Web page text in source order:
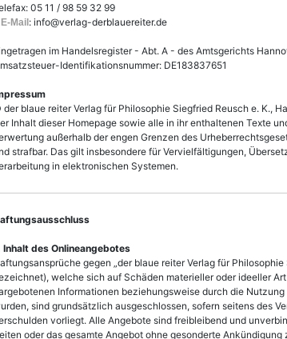
05 11 / 98 59 32 99
Mail: info@verlag-derblauereiter.de
im Handelsregister - Abt. A - des Amtsgerichts
Identifikationsnummer: DE183837651
der blaue reiter Verlag für Philosophie Siegfried Reusch e. K.,
Inhalt dieser Homepage sowie alle in ihr enthaltenen Texte
außerhalb der engen Grenzen des
strafbar. Das gilt insbesondere für Vervielfältigungen,
in elektronischen Systemen.
Inhalt des Onlineangebotes
gegen „der blaue reiter Verlag für
welche sich auf Schäden materieller oder ideeller
Informationen beziehungsweise durch die
sind grundsätzlich ausgeschlossen, sofern seitens des
vorliegt. Alle Angebote sind freibleibend und
oder das gesamte Angebot ohne gesonderte